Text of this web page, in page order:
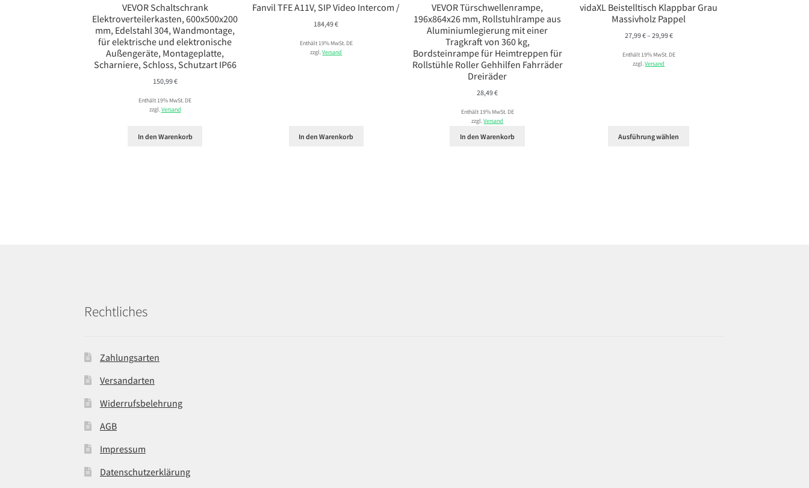
VEVOR Schaltschrank
Elektroverteilerkasten, 600x500x200
mm, Edelstahl 304, Wandmontage,
für elektrische und elektronische
Außengeräte, Montageplatte,
Scharniere, Schloss, Schutzart IP66
150,99€
Enthält 19% MwSt. DE
zzgl.Versand
In den Warenkorb
Fanvil TFE A11V, SIP Video Intercom /
184,49€
Enthält 19% MwSt. DE
zzgl.Versand
In den Warenkorb
VEVOR Türschwellenrampe,
196x864x26 mm, Rollstuhlrampe aus
Aluminiumlegierung mit einer
Tragkraft von 360 kg,
Bordsteinrampe für Heimtreppen für
Rollstühle Roller Gehhilfen Fahrräder
Dreiräder
28,49€
Enthält 19% MwSt. DE
zzgl.Versand
In den Warenkorb
vidaXL Beistelltisch Klappbar Grau
Massivholz Pappel
27,99€– 29,99€Preisspanne:
bis
Enthält 19% MwSt. DE
zzgl.Versand
Ausführung wählen
Rechtliches
Zahlungsarten
Versandarten
Widerrufsbelehrung
AGB
Impressum
Datenschutzerklärung